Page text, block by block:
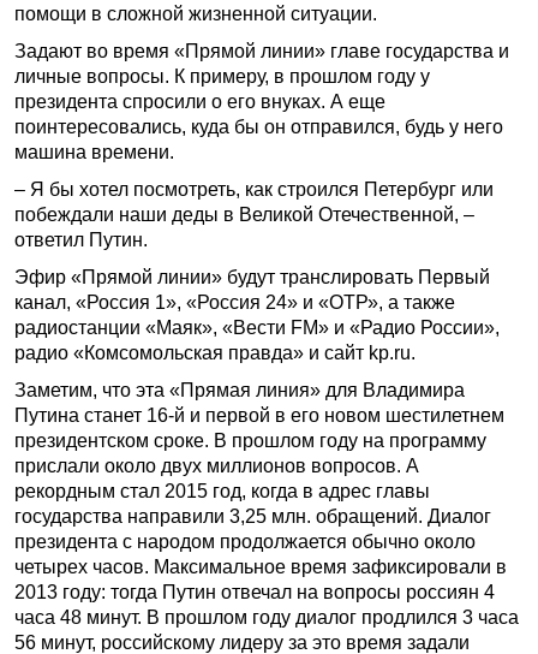
помощи в сложной жизненной ситуации.
Задают во время «Прямой линии» главе государства и
личные вопросы. К примеру, в прошлом году у
президента спросили о его внуках. А еще
поинтересовались, куда бы он отправился, будь у него
машина времени.
– Я бы хотел посмотреть, как строился Петербург или
побеждали наши деды в Великой Отечественной, –
ответил Путин.
Эфир «Прямой линии» будут транслировать Первый
канал, «Россия 1», «Россия 24» и «ОТР», а также
радиостанции «Маяк», «Вести FM» и «Радио России»,
радио «Комсомольская правда» и сайт kp.ru.
Заметим, что эта «Прямая линия» для Владимира
Путина станет 16-й и первой в его новом шестилетнем
президентском сроке. В прошлом году на программу
прислали около двух миллионов вопросов. А
рекордным стал 2015 год, когда в адрес главы
государства направили 3,25 млн. обращений. Диалог
президента с народом продолжается обычно около
четырех часов. Максимальное время зафиксировали в
2013 году: тогда Путин отвечал на вопросы россиян 4
часа 48 минут. В прошлом году диалог продлился 3 часа
56 минут, российскому лидеру за это время задали